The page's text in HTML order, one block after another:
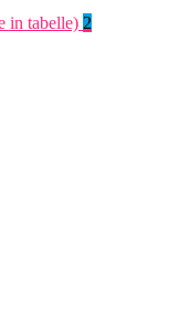
in tabelle) 2